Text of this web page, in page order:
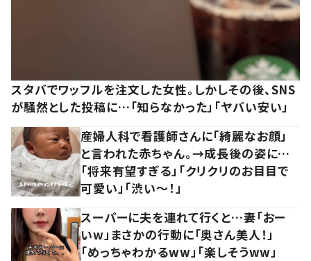
スタバでワッフルを注文した女性。しかしその後、SNS
が騒然とした投稿に…「知らなかった」「ヤバい安い」
産婦人科で看護師さんに「綺麗なお顔」
と言われた赤ちゃん。→成長後の姿に…
「将来有望すぎる」「クリクリのお目目で
可愛い」「渋い～！」
スーパーに夫を連れて行くと…妻「おー
いw」まさかの行動に「奥さん美人！」
「めっちゃわかるww」「楽しそうww」